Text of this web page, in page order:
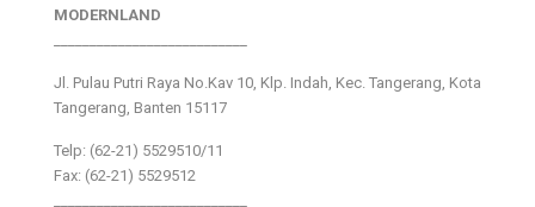
MODERNLAND
Jl. Pulau Putri Raya No.Kav 10, Klp. Indah, Kec. Tangerang, Kota
Tangerang, Banten 15117
Telp: (62-21) 5529510/11
Fax: (62-21) 5529512